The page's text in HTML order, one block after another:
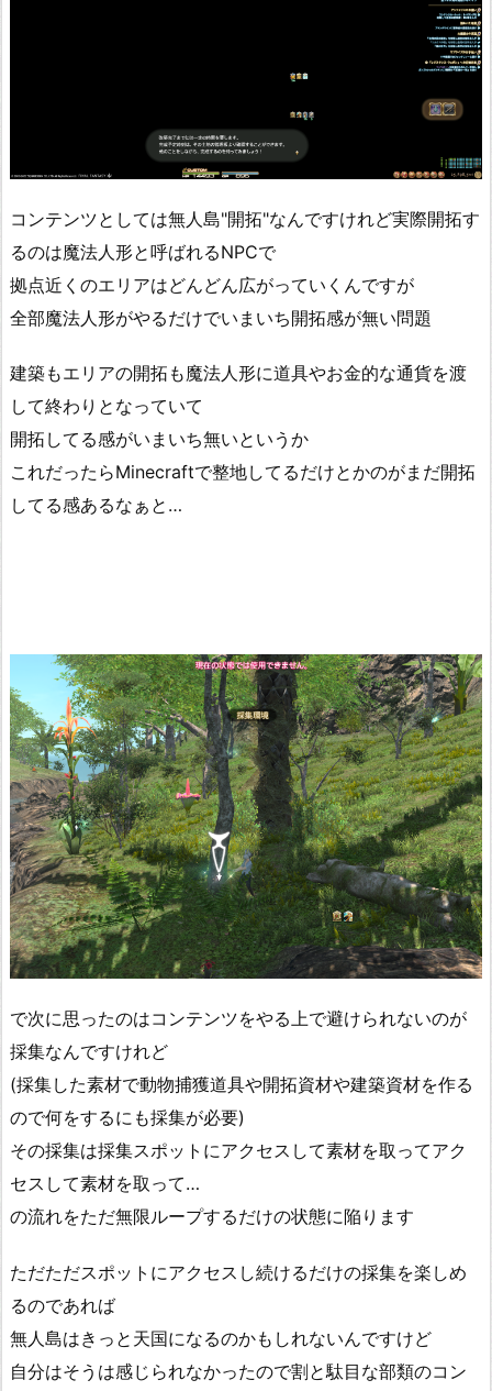
コンテンツとしては無人島"開拓"なんですけれど実際開拓す
るのは魔法人形と呼ばれるNPCで
拠点近くのエリアはどんどん広がっていくんですが
全部魔法人形がやるだけでいまいち開拓感が無い問題
建築もエリアの開拓も魔法人形に道具やお金的な通貨を渡
して終わりとなっていて
開拓してる感がいまいち無いというか
これだったらMinecraftで整地してるだけとかのがまだ開拓
してる感あるなぁと…
で次に思ったのはコンテンツをやる上で避けられないのが
採集なんですけれど
(採集した素材で動物捕獲道具や開拓資材や建築資材を作る
ので何をするにも採集が必要)
その採集は採集スポットにアクセスして素材を取ってアク
セスして素材を取って…
の流れをただ無限ループするだけの状態に陥ります
ただただスポットにアクセスし続けるだけの採集を楽しめ
るのであれば
無人島はきっと天国になるのかもしれないんですけど
自分はそうは感じられなかったので割と駄目な部類のコン